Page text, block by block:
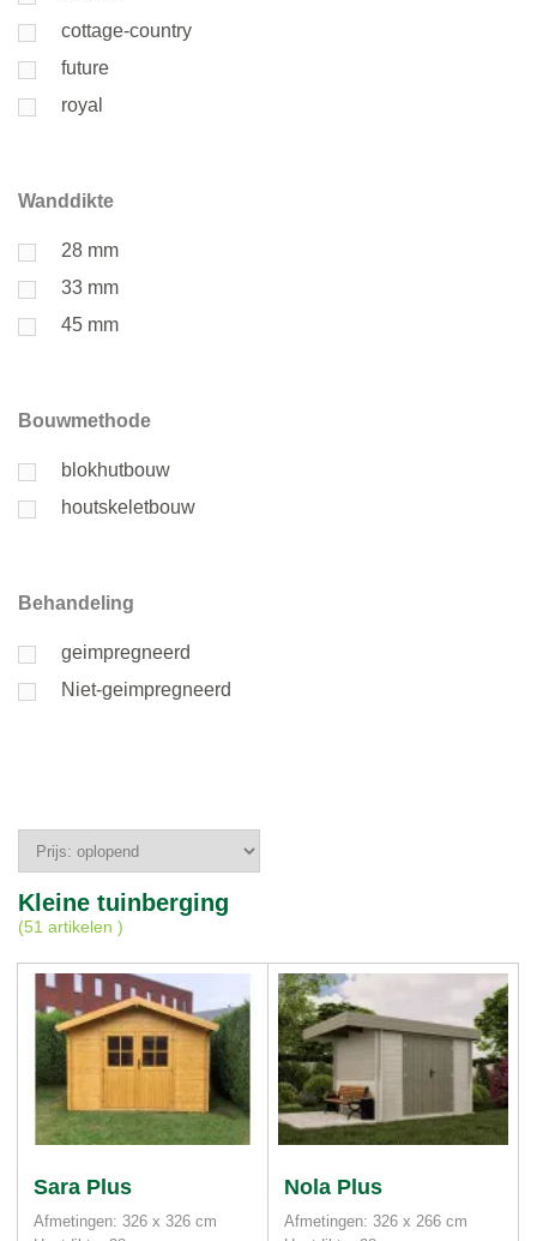
cottage-country
future
royal
Wanddikte
28 mm
33 mm
45 mm
Bouwmethode
blokhutbouw
houtskeletbouw
Behandeling
geimpregneerd
Niet-geimpregneerd
Kleine tuinberging
(51 artikelen )
Sara Plus
Afmetingen: 326 x 326 cm
Nola Plus
Afmetingen: 326 x 266 cm